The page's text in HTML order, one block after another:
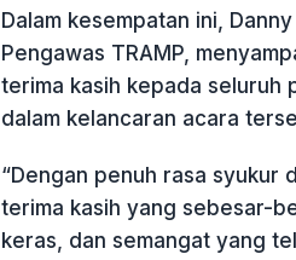
Dalam kesempatan ini,
Pengawas TRAMP,
terima kasih kepada seluruh
dalam kelancaran acara
“Dengan penuh rasa syukur
terima kasih yang sebesar-
keras, dan semangat yang